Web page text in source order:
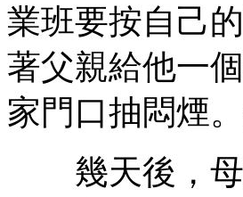
業班要按自己
著父親給他一
家門口抽悶煙
幾天後，母